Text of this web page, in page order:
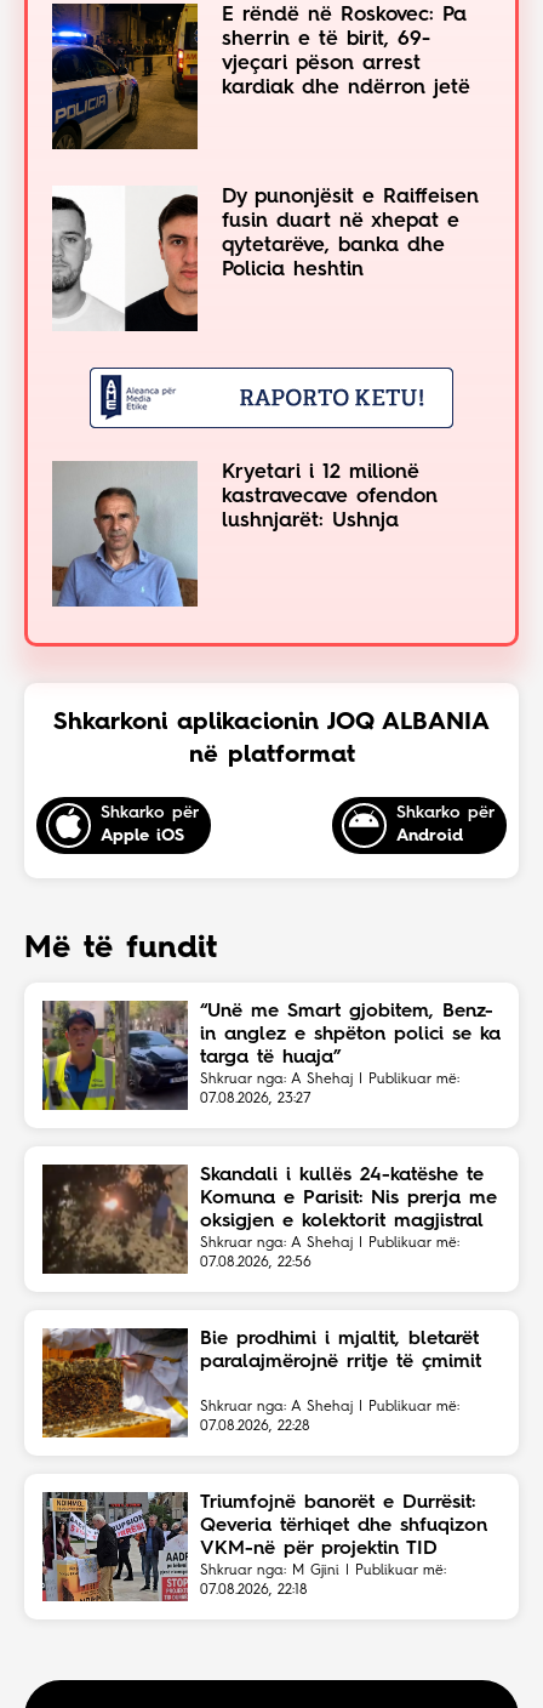
E rëndë në Roskovec: Pa
sherrin e të birit, 69-
vjeçari pëson arrest
kardiak dhe ndërron jetë
Dy punonjësit e Raiffeisen
fusin duart në xhepat e
qytetarëve, banka dhe
Policia heshtin
Kryetari i 12 milionë
kastravecave ofendon
lushnjarët: Ushnja
Shkarkoni aplikacionin JOQ ALBANIA
në platformat
Shkarko për
Apple iOS
Shkarko për
Android
Më të fundit
“Unë me Smart gjobitem, Benz-
in anglez e shpëton polici se ka
targa të huaja”
Shkruar nga: A Shehaj | Publikuar më:
07.08.2026, 23:27
Skandali i kullës 24-katëshe te
Komuna e Parisit: Nis prerja me
oksigjen e kolektorit magjistral
në fshehtësi
Shkruar nga: A Shehaj | Publikuar më:
07.08.2026, 22:56
Bie prodhimi i mjaltit, bletarët
paralajmërojnë rritje të çmimit
Shkruar nga: A Shehaj | Publikuar më:
07.08.2026, 22:28
Triumfojnë banorët e Durrësit:
Qeveria tërhiqet dhe shfuqizon
VKM-në për projektin TID
Shkruar nga: M Gjini | Publikuar më:
07.08.2026, 22:18